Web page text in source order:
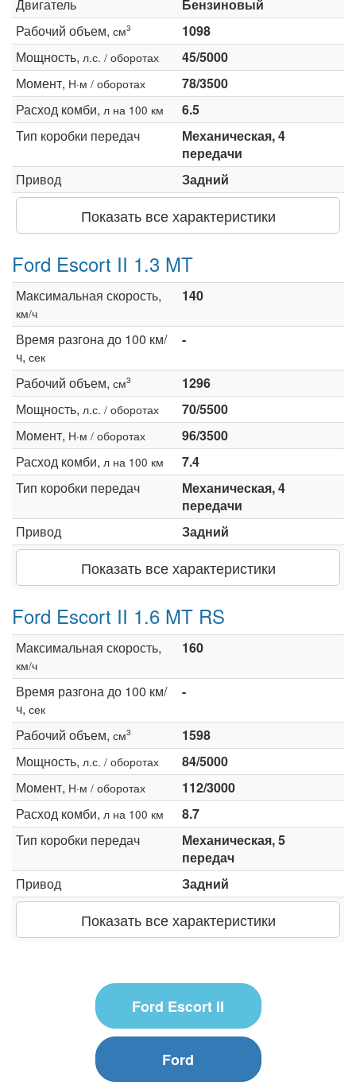
Двигатель
Бензиновый
Рабочий объем, см3
1098
Мощность, л.с. / оборотах
45/5000
Момент, Н·м / оборотах
78/3500
Расход комби, л на 100 км
6.5
Тип коробки передач
Механическая, 4
передачи
Привод
Задний
Показать все характеристики
Ford Escort II 1.3 MT
Максимальная скорость,
км/ч
140
Время разгона до 100 км/
ч, сек
-
Рабочий объем, см3
1296
Мощность, л.с. / оборотах
70/5500
Момент, Н·м / оборотах
96/3500
Расход комби, л на 100 км
7.4
Тип коробки передач
Механическая, 4
передачи
Привод
Задний
Показать все характеристики
Ford Escort II 1.6 MT RS
Максимальная скорость,
км/ч
160
Время разгона до 100 км/
ч, сек
-
Рабочий объем, см3
1598
Мощность, л.с. / оборотах
84/5000
Момент, Н·м / оборотах
112/3000
Расход комби, л на 100 км
8.7
Тип коробки передач
Механическая, 5
передач
Привод
Задний
Показать все характеристики
Ford Escort II
Ford